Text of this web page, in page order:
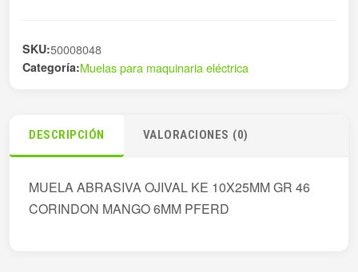
SKU:50008048
Categoría:Muelas para maquinaria eléctrica
DESCRIPCIÓN VALORACIONES (0)
MUELA ABRASIVA OJIVAL KE 10X25MM GR 46
CORINDON MANGO 6MM PFERD